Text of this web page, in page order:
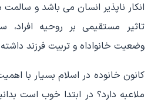
انکار ناپذیر انسان می باشد و
تاثیر مستقیمی بر روحیه افراد،
وضعیت خانواداه و تربیت فرزند
کانون خانوده در اسلام بسیار با
ملاعبه دارد؟ در ابتدا خوب است